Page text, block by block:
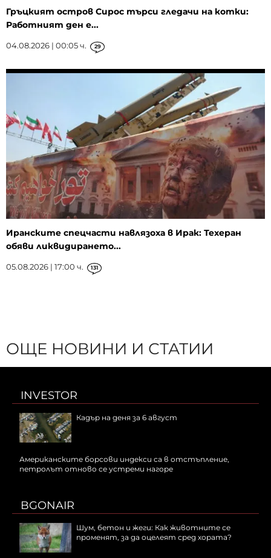
Гръцкият остров Сирос търси гледачи на котки:
Работният ден е...
04.08.2026 | 00:05 ч. 29
Иранските спецчасти навлязоха в Ирак: Техеран
обяви ликвидирането...
05.08.2026 | 17:00 ч. 131
ОЩЕ НОВИНИ И СТАТИИ
INVESTOR
Кадър на деня за 6 август
Американските борсови индекси са в отстъпление,
петролът отново се устреми нагоре
BGONAIR
Шум, бетон и жеги: Как животните се
променят, за да оцелеят сред хората?